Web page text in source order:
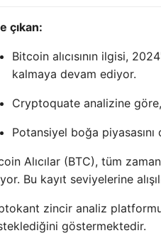
çıkan:
Bitcoin alıcısının ilgisi,
kalmaya devam ediyor.
Cryptoquate analizine göre,
Potansiyel boğa
Alıcılar (BTC), tüm
Bu kayıt seviyelerine
zincir analiz
göstermektedir.